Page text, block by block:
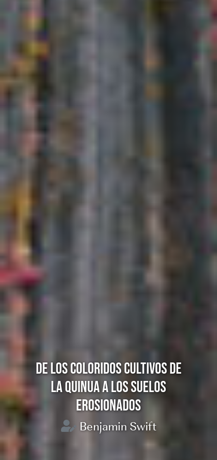
DE LOS COLORIDOS CULTIVOS DE
LA QUINUA A LOS SUELOS
EROSIONADOS
Benjamin Swift
LA MIEL SE ABRE PASO COMO
ALTERNATIVA PRODUCTIVA PARA
MUJERES EN TOCAÑA